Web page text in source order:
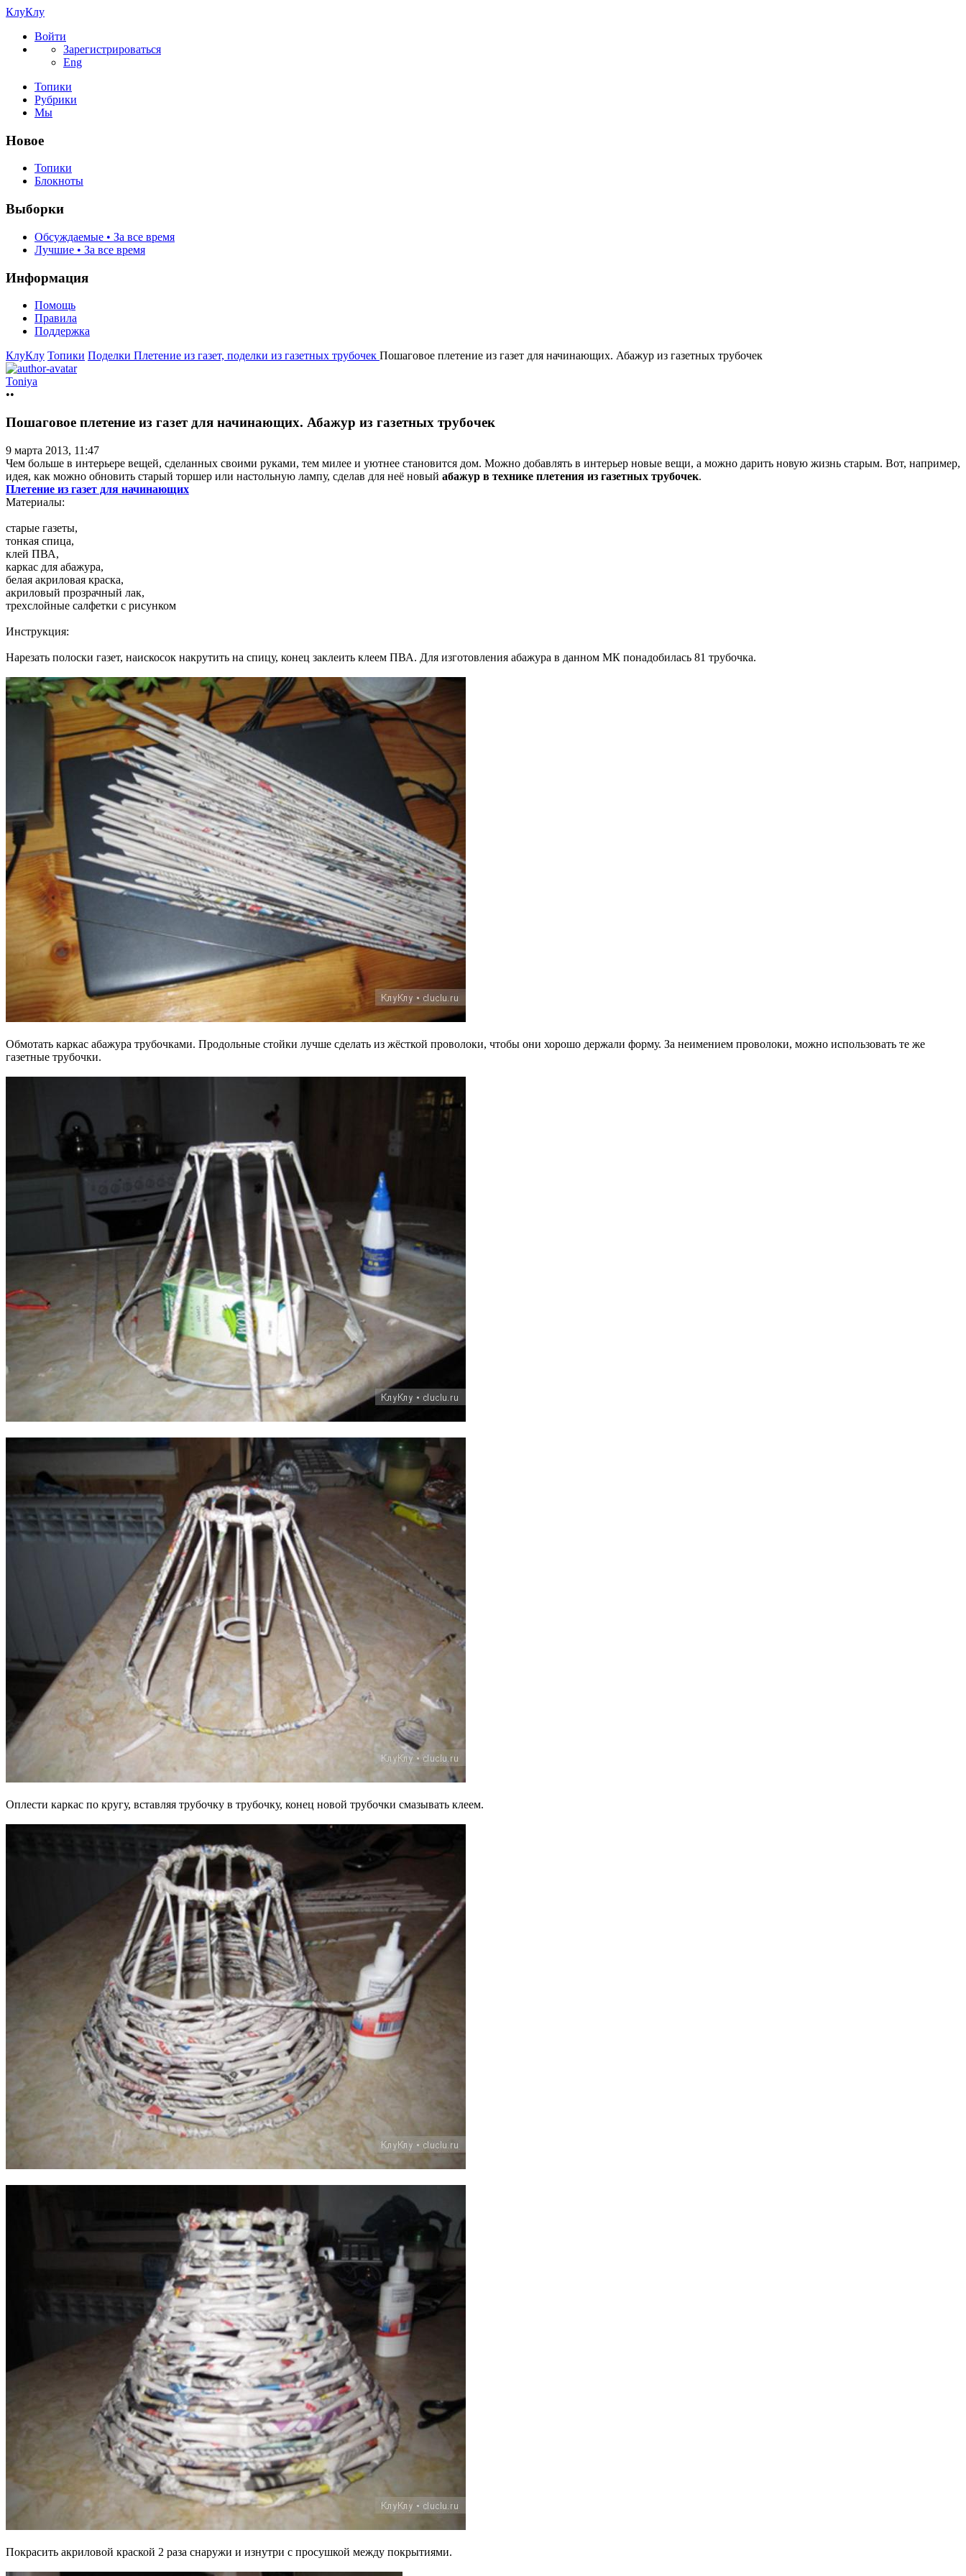
КлуКлу
Войти
Зарегистрироваться
Eng
Топики
Рубрики
Мы
Новое
Топики
Блокноты
Выборки
Обсуждаемые • За все время
Лучшие • За все время
Информация
Помощь
Правила
Поддержка
КлуКлу Топики Поделки Плетение из газет, поделки из газетных трубочек Пошаговое плетение из газет для начинающих. Абажур из газетных трубочек
Toniya
••
Пошаговое плетение из газет для начинающих. Абажур из газетных трубочек
9 марта 2013, 11:47
Чем больше в интерьере вещей, сделанных своими руками, тем милее и уютнее становится дом. Можно добавлять в интерьер новые вещи, а можно дарить новую жизнь старым. Вот, например,
идея, как можно обновить старый торшер или настольную лампу, сделав для неё новый абажур в технике плетения из газетных трубочек.
Плетение из газет для начинающих
Материалы:
старые газеты,
тонкая спица,
клей ПВА,
каркас для абажура,
белая акриловая краска,
акриловый прозрачный лак,
трехслойные салфетки с рисунком
Инструкция:
Нарезать полоски газет, наискосок накрутить на спицу, конец заклеить клеем ПВА. Для изготовления абажура в данном МК понадобилась 81 трубочка.
Обмотать каркас абажура трубочками. Продольные стойки лучше сделать из жёсткой проволоки, чтобы они хорошо держали форму. За неимением проволоки, можно использовать те же
газетные трубочки.
Оплести каркас по кругу, вставляя трубочку в трубочку, конец новой трубочки смазывать клеем.
Покрасить акриловой краской 2 раза снаружи и изнутри с просушкой между покрытиями.